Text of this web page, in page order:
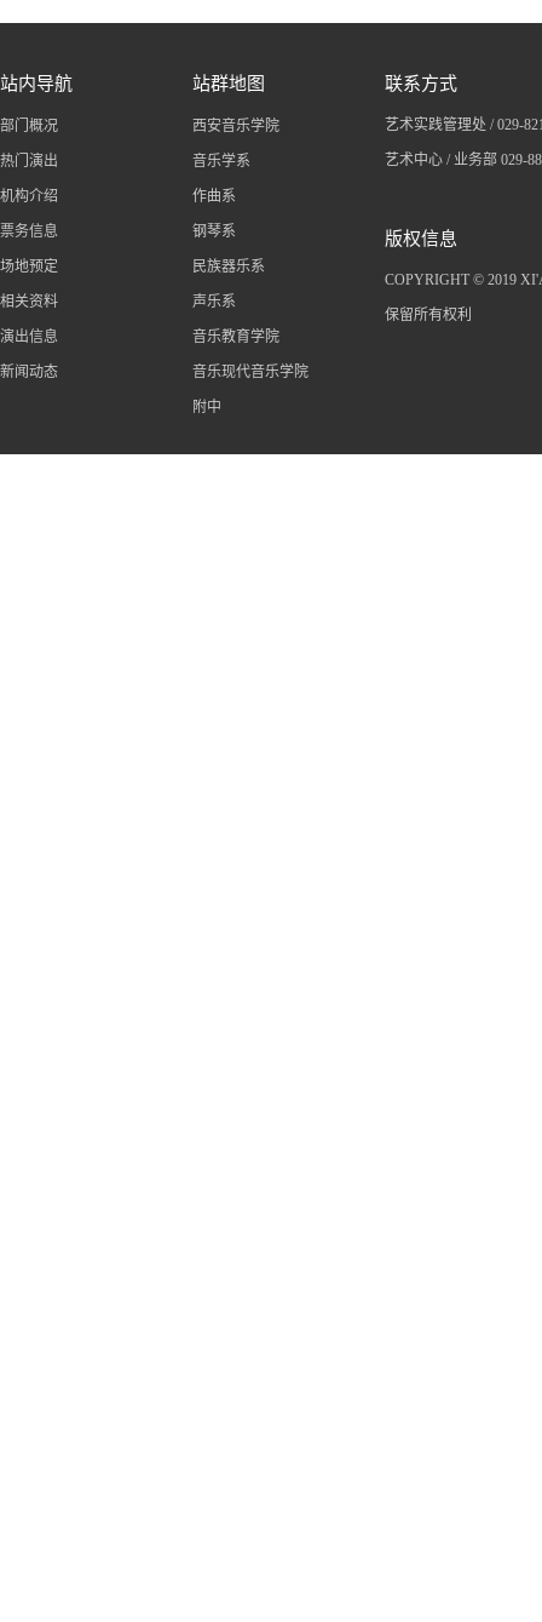
站内导航
部门概况
热门演出
机构介绍
票务信息
场地预定
相关资料
演出信息
新闻动态
站群地图
西安音乐学院
音乐学系
作曲系
钢琴系
民族器乐系
声乐系
音乐教育学院
音乐现代音乐学院
附中
联系方式
艺术实践管理处 / 029-
艺术中心 / 业务部 029-
版权信息
COPYRIGHT © 2019
保留所有权利